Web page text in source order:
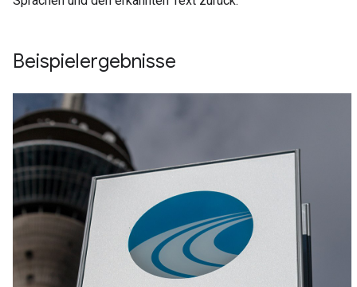
Beispielergebnisse